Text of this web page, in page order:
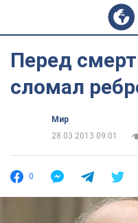
Перед
сломал
Мир
28.03.2013 09:01
0